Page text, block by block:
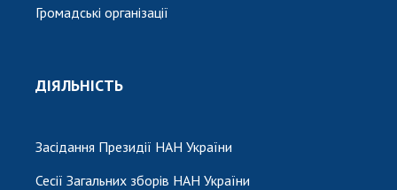
Громадські організації
ДІЯЛЬНІСТЬ
Засідання Президії НАН України
Сесії Загальних зборів НАН України